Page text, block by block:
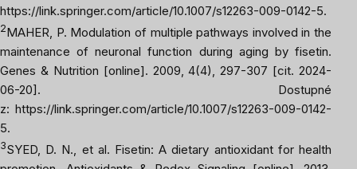
https://link.springer.com/article/10.1007/s12263-009-0142-5.
2MAHER, P. Modulation of multiple pathways involved in the
maintenance of neuronal function during aging by fisetin.
Genes & Nutrition [online]. 2009, 4(4), 297-307 [cit. 2024-
06-20]. Dostupné
z: https://link.springer.com/article/10.1007/s12263-009-0142-
5.
3SYED, D. N., et al. Fisetin: A dietary antioxidant for health